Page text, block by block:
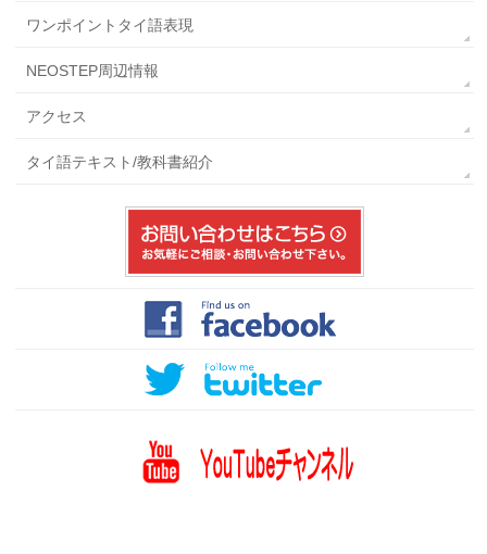
ワンポイントタイ語表現
NEOSTEP周辺情報
アクセス
タイ語テキスト/教科書紹介